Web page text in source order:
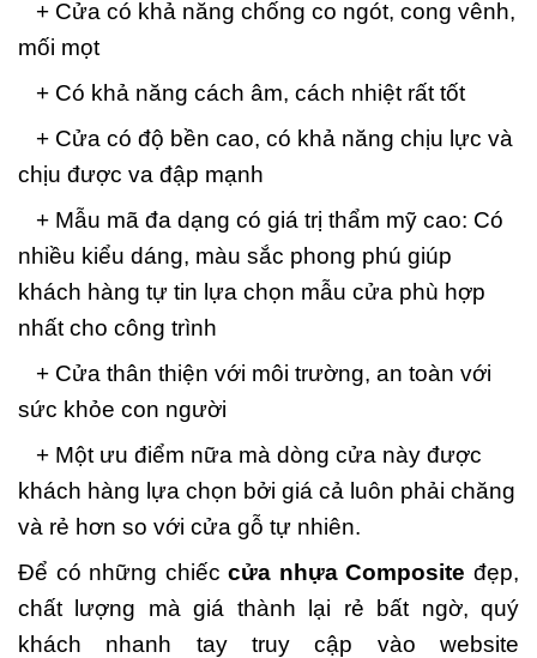
+ Cửa có khả năng chống co ngót, cong vênh,
mối mọt
+ Có khả năng cách âm, cách nhiệt rất tốt
+ Cửa có độ bền cao, có khả năng chịu lực và
chịu được va đập mạnh
+ Mẫu mã đa dạng có giá trị thẩm mỹ cao: Có
nhiều kiểu dáng, màu sắc phong phú giúp
khách hàng tự tin lựa chọn mẫu cửa phù hợp
nhất cho công trình
+ Cửa thân thiện với môi trường, an toàn với
sức khỏe con người
+ Một ưu điểm nữa mà dòng cửa này được
khách hàng lựa chọn bởi giá cả luôn phải chăng
và rẻ hơn so với cửa gỗ tự nhiên.
Để có những chiếccửa nhựa Composite đẹp,
chất lượng mà giá thành lại rẻ bất ngờ, quý
khách nhanh tay truy cập vào website